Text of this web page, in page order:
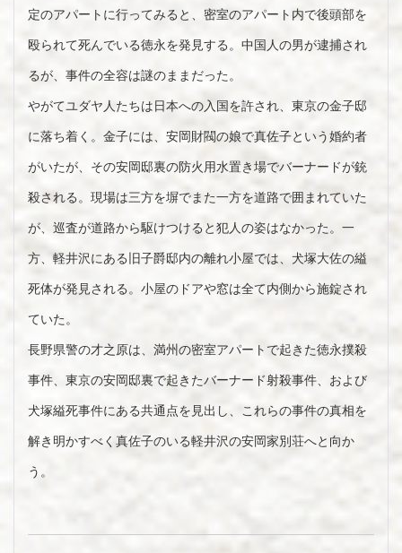
定のアパートに行ってみると、密室のアパート内で後頭部を
殴られて死んでいる徳永を発見する。中国人の男が逮捕され
るが、事件の全容は謎のままだった。
やがてユダヤ人たちは日本への入国を許され、東京の金子邸
に落ち着く。金子には、安岡財閥の娘で真佐子という婚約者
がいたが、その安岡邸裏の防火用水置き場でバーナードが銃
殺される。現場は三方を塀でまた一方を道路で囲まれていた
が、巡査が道路から駆けつけると犯人の姿はなかった。一
方、軽井沢にある旧子爵邸内の離れ小屋では、犬塚大佐の縊
死体が発見される。小屋のドアや窓は全て内側から施錠され
ていた。
長野県警の才之原は、満州の密室アパートで起きた徳永撲殺
事件、東京の安岡邸裏で起きたバーナード射殺事件、および
犬塚縊死事件にある共通点を見出し、これらの事件の真相を
解き明かすべく真佐子のいる軽井沢の安岡家別荘へと向か
う。